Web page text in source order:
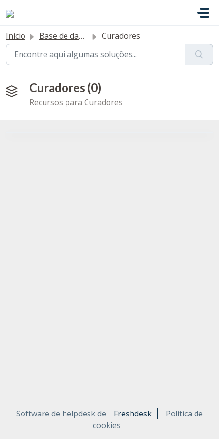
Início Base de dados de conhecimento Curadores
Curadores (0)
Recursos para Curadores
Software de helpdesk de Freshdesk
Política de
cookies